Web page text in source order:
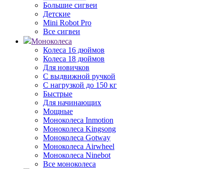
Большие сигвеи
Детские
Mini Robot Pro
Все сигвеи
Моноколеса
Колеса 16 дюймов
Колеса 18 дюймов
Для новичков
С выдвижной ручкой
С нагрузкой до 150 кг
Быстрые
Для начинающих
Мощные
Моноколеса Inmotion
Моноколеса Kingsong
Моноколеса Gotway
Моноколеса Airwheel
Моноколеса Ninebot
Все моноколеса